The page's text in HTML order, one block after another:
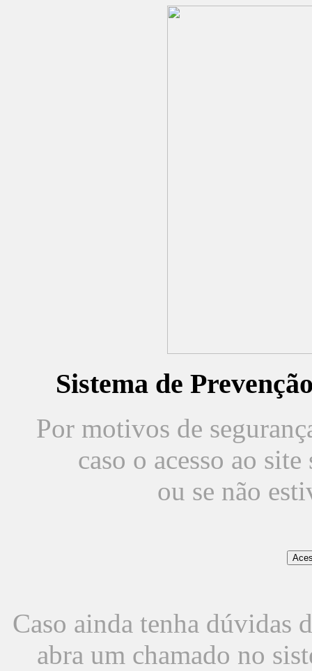
Sistema de
Por motivos de
caso o acesso ao
ou se não
Caso ainda tenha dúvidas
abra um chamado no